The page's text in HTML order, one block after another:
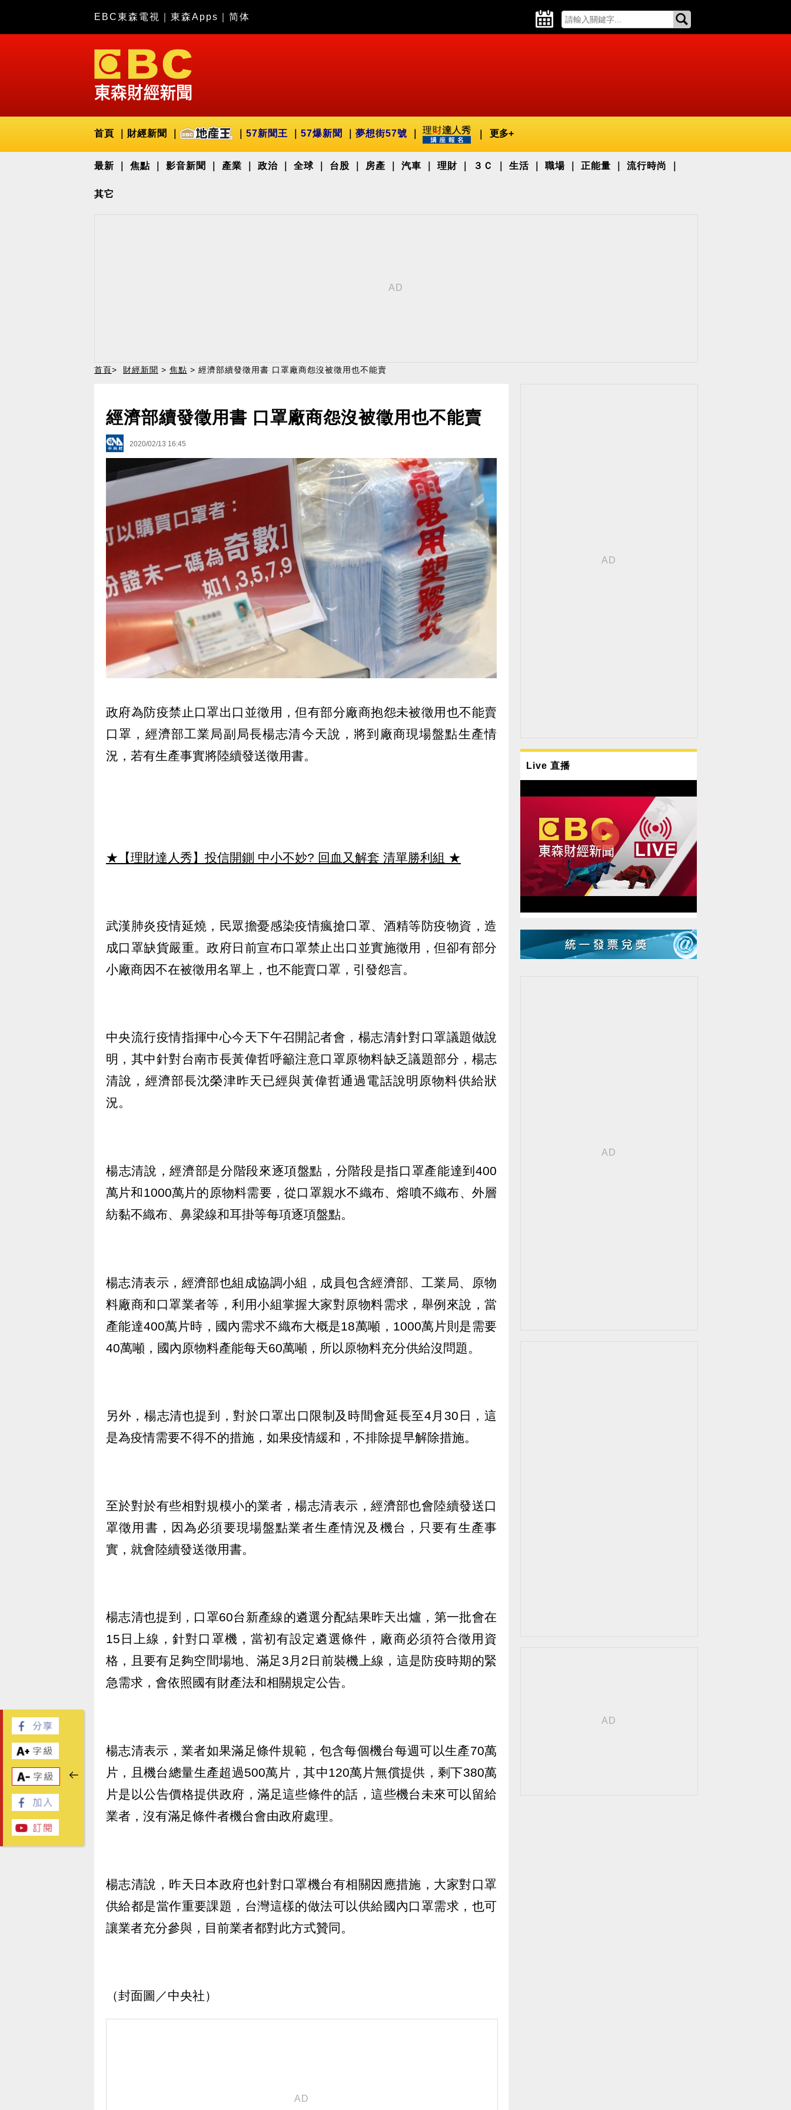
EBC東森電視 東森Apps 简体
首頁 財經新聞 57新聞王 57爆新聞 夢想街57號 更多+
最新 焦點 影音新聞 產業 政治 全球 台股 房產 汽車 理財 ３Ｃ 生活 職場 正能量 流行時尚
其它
首頁> 財經新聞 > 焦點 > 經濟部續發徵用書 口罩廠商怨沒被徵用也不能賣
經濟部續發徵用書 口罩廠商怨沒被徵用也不能賣
2020/02/13 16:45
政府為防疫禁止口罩出口並徵用，但有部分廠商抱怨未被徵用也不能賣
口罩，經濟部工業局副局長楊志清今天說，將到廠商現場盤點生產情
況，若有生產事實將陸續發送徵用書。
★【理財達人秀】投信開鍘 中小不妙? 回血又解套 清單勝利組 ★
武漢肺炎疫情延燒，民眾擔憂感染疫情瘋搶口罩、酒精等防疫物資，造
成口罩缺貨嚴重。政府日前宣布口罩禁止出口並實施徵用，但卻有部分
小廠商因不在被徵用名單上，也不能賣口罩，引發怨言。
中央流行疫情指揮中心今天下午召開記者會，楊志清針對口罩議題做說
明，其中針對台南市長黃偉哲呼籲注意口罩原物料缺乏議題部分，楊志
清說，經濟部長沈榮津昨天已經與黃偉哲通過電話說明原物料供給狀
況。
楊志清說，經濟部是分階段來逐項盤點，分階段是指口罩產能達到400
萬片和1000萬片的原物料需要，從口罩親水不織布、熔噴不織布、外層
紡黏不織布、鼻梁線和耳掛等每項逐項盤點。
楊志清表示，經濟部也組成協調小組，成員包含經濟部、工業局、原物
料廠商和口罩業者等，利用小組掌握大家對原物料需求，舉例來說，當
產能達400萬片時，國內需求不織布大概是18萬噸，1000萬片則是需要
40萬噸，國內原物料產能每天60萬噸，所以原物料充分供給沒問題。
另外，楊志清也提到，對於口罩出口限制及時間會延長至4月30日，這
是為疫情需要不得不的措施，如果疫情緩和，不排除提早解除措施。
至於對於有些相對規模小的業者，楊志清表示，經濟部也會陸續發送口
罩徵用書，因為必須要現場盤點業者生產情況及機台，只要有生產事
實，就會陸續發送徵用書。
楊志清也提到，口罩60台新產線的遴選分配結果昨天出爐，第一批會在
15日上線，針對口罩機，當初有設定遴選條件，廠商必須符合徵用資
格，且要有足夠空間場地、滿足3月2日前裝機上線，這是防疫時期的緊
急需求，會依照國有財產法和相關規定公告。
楊志清表示，業者如果滿足條件規範，包含每個機台每週可以生產70萬
片，且機台總量生產超過500萬片，其中120萬片無償提供，剩下380萬
片是以公告價格提供政府，滿足這些條件的話，這些機台未來可以留給
業者，沒有滿足條件者機台會由政府處理。
楊志清說，昨天日本政府也針對口罩機台有相關因應措施，大家對口罩
供給都是當作重要課題，台灣這樣的做法可以供給國內口罩需求，也可
讓業者充分參與，目前業者都對此方式贊同。
（封面圖／中央社）
Live 直播